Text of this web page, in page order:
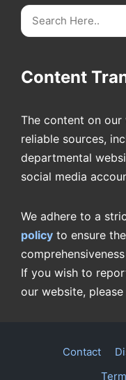
Search
Content
The content on
reliable sources,
departmental
social media
We adhere to a
policy to ensure
If you wish to
our website, please
Contact